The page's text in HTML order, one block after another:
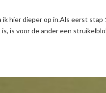
hier dieper op in.Als eerst stap
is voor de ander een